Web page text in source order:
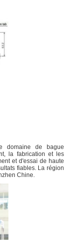
domaine de bague
la fabrication et les
et d'essai de haute
fiables. La région
Chine.